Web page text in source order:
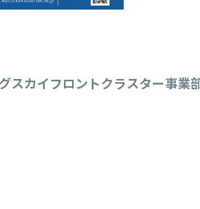
カイフロントクラスター事業